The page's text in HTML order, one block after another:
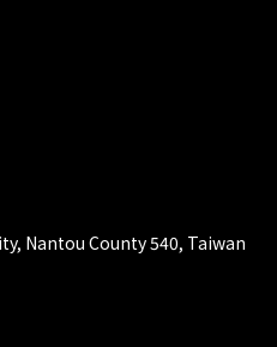
Nantou County 540, Taiwan